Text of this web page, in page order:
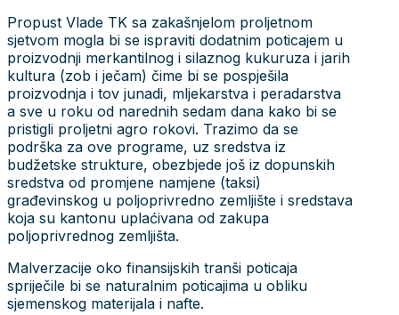
Propust Vlade TK sa zakašnjelom proljetnom
sjetvom mogla bi se ispraviti dodatnim poticajem u
proizvodnji merkantilnog i silaznog kukuruza i jarih
kultura (zob i ječam) čime bi se pospješila
proizvodnja i tov junadi, mljekarstva i peradarstva
a sve u roku od narednih sedam dana kako bi se
pristigli proljetni agro rokovi. Trazimo da se
podrška za ove programe, uz sredstva iz
budžetske strukture, obezbjede još iz dopunskih
sredstva od promjene namjene (taksi)
građevinskog u poljoprivredno zemljište i sredstava
koja su kantonu uplaćivana od zakupa
poljoprivrednog zemljišta.
Malverzacije oko finansijskih tranši poticaja
spriječile bi se naturalnim poticajima u obliku
sjemenskog materijala i nafte.